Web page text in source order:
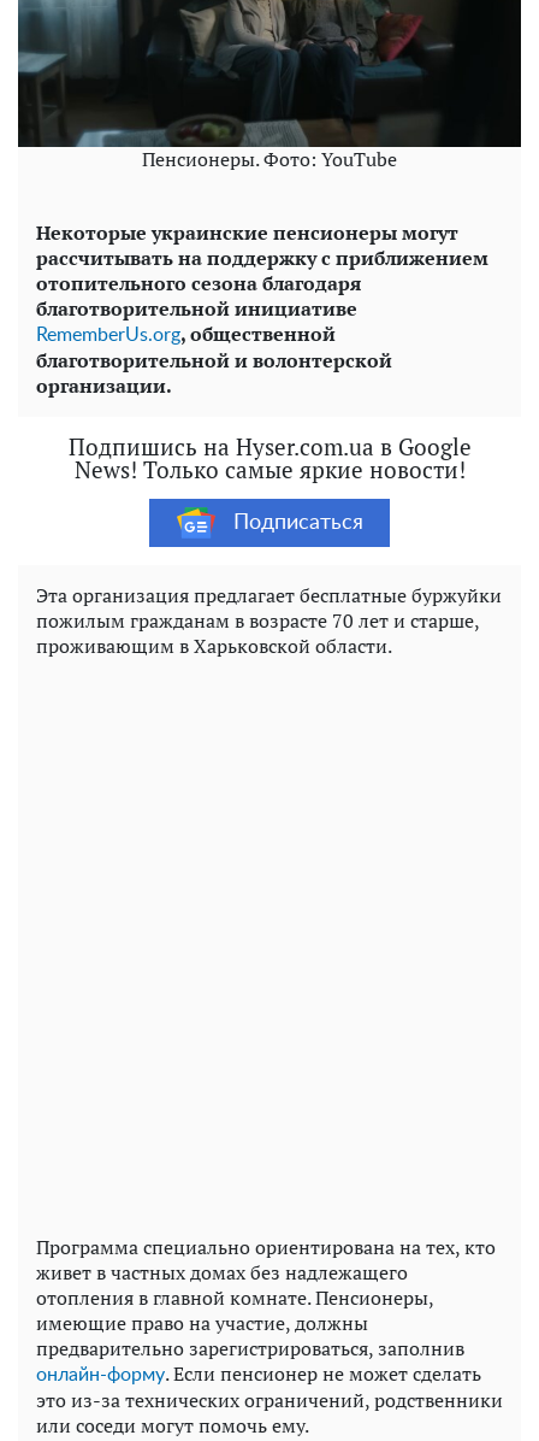
Пенсионеры. Фото: YouTube
Некоторые украинские пенсионеры могут
рассчитывать на поддержку с приближением
отопительного сезона благодаря
благотворительной инициативе
RememberUs.org, общественной
благотворительной и волонтерской
организации.
Подпишись на Hyser.com.ua в Google
News! Только самые яркие новости!
Подписаться
Эта организация предлагает бесплатные буржуйки
пожилым гражданам в возрасте 70 лет и старше,
проживающим в Харьковской области.
Программа специально ориентирована на тех, кто
живет в частных домах без надлежащего
отопления в главной комнате. Пенсионеры,
имеющие право на участие, должны
предварительно зарегистрироваться, заполнив
онлайн-форму. Если пенсионер не может сделать
это из-за технических ограничений, родственники
или соседи могут помочь ему.